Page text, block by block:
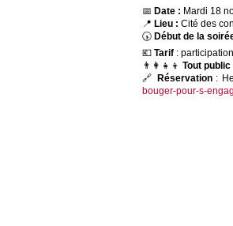
📅 Date : Mardi 18
📍 Lieu : Cité des
🕠 Début de la
💶Tarif :
👨‍👩‍👧‍👦Tout
🔗
Réservation:
bouger-pour-s-